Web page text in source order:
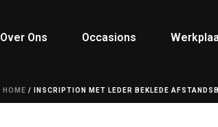
Over Ons Occasions
HOME / INSCRIPTION MET LEDER BEKLEDE